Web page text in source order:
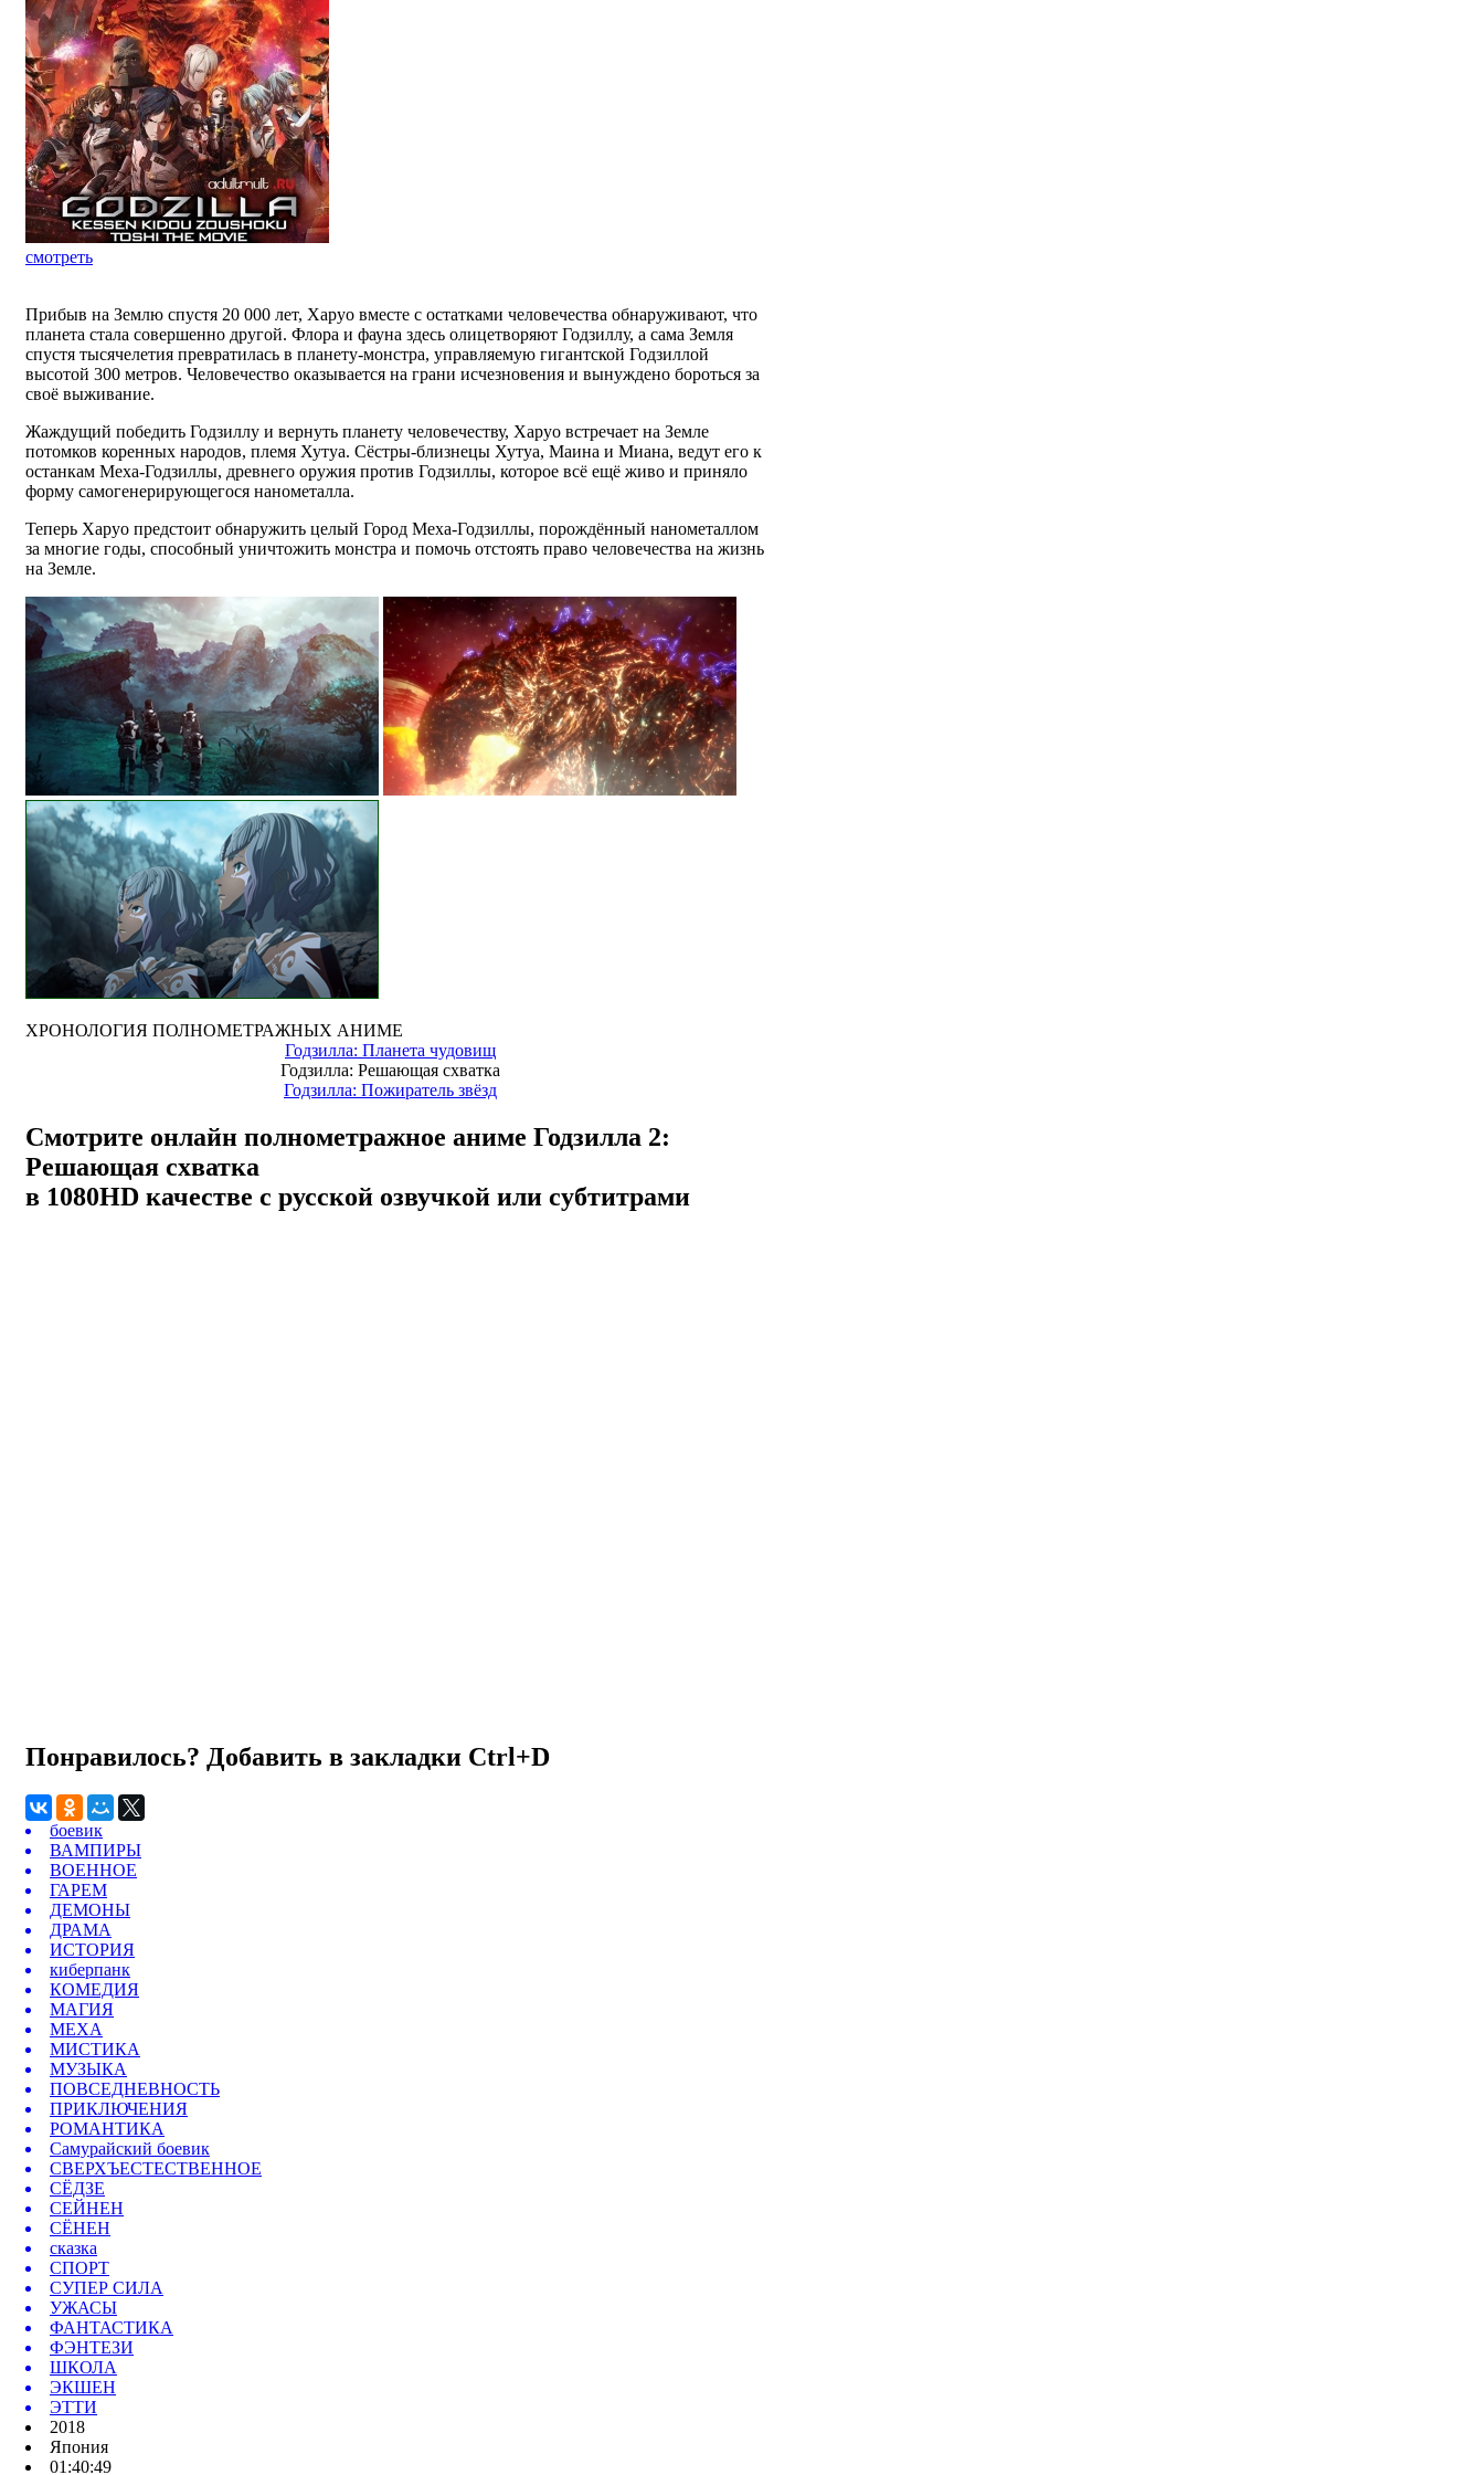
смотреть
Прибыв на Землю спустя 20 000 лет, Харуо вместе с остатками человечества обнаруживают, что
планета стала совершенно другой. Флора и фауна здесь олицетворяют Годзиллу, а сама Земля
спустя тысячелетия превратилась в планету-монстра, управляемую гигантской Годзиллой
высотой 300 метров. Человечество оказывается на грани исчезновения и вынуждено бороться за
своё выживание.
Жаждущий победить Годзиллу и вернуть планету человечеству, Харуо встречает на Земле
потомков коренных народов, племя Хутуа. Сёстры-близнецы Хутуа, Маина и Миана, ведут его к
останкам Меха-Годзиллы, древнего оружия против Годзиллы, которое всё ещё живо и приняло
форму самогенерирующегося нанометалла.
Теперь Харуо предстоит обнаружить целый Город Меха-Годзиллы, порождённый нанометаллом
за многие годы, способный уничтожить монстра и помочь отстоять право человечества на жизнь
на Земле.
ХРОНОЛОГИЯ ПОЛНОМЕТРАЖНЫХ АНИМЕ
Годзилла: Планета чудовищ
Годзилла: Решающая схватка
Годзилла: Пожиратель звёзд
Смотрите онлайн полнометражное аниме Годзилла 2:
Решающая схватка
в 1080HD качестве с русской озвучкой или субтитрами
Понравилось? Добавить в закладки Ctrl+D
боевик
ВАМПИРЫ
ВОЕННОЕ
ГАРЕМ
ДЕМОНЫ
ДРАМА
ИСТОРИЯ
киберпанк
КОМЕДИЯ
МАГИЯ
МЕХА
МИСТИКА
МУЗЫКА
ПОВСЕДНЕВНОСТЬ
ПРИКЛЮЧЕНИЯ
РОМАНТИКА
Самурайский боевик
СВЕРХЪЕСТЕСТВЕННОЕ
СЁДЗЕ
СЕЙНЕН
СЁНЕН
сказка
СПОРТ
СУПЕР СИЛА
УЖАСЫ
ФАНТАСТИКА
ФЭНТЕЗИ
ШКОЛА
ЭКШЕН
ЭТТИ
2018
Япония
01:40:49